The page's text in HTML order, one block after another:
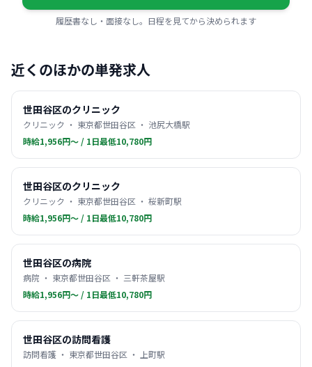
履歴書なし・面接なし。日程を見てから決められます
近くのほかの単発求人
世田谷区のクリニック
クリニック ・ 東京都世田谷区 ・ 池尻大橋駅
時給1,956円〜 / 1日最低10,780円
世田谷区のクリニック
クリニック ・ 東京都世田谷区 ・ 桜新町駅
時給1,956円〜 / 1日最低10,780円
世田谷区の病院
病院 ・ 東京都世田谷区 ・ 三軒茶屋駅
時給1,956円〜 / 1日最低10,780円
世田谷区の訪問看護
訪問看護 ・ 東京都世田谷区 ・ 上町駅